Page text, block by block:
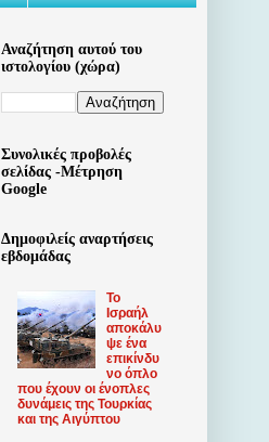
Αναζήτηση αυτού του
ιστολογίου (χώρα)
Συνολικές προβολές
σελίδας -Μέτρηση
Google
Δημοφιλείς αναρτήσεις
εβδομάδας
Το
Ισραήλ
αποκάλυ
ψε ένα
επικίνδυ
νο όπλο
που έχουν οι ένοπλες
δυνάμεις της Τουρκίας
και της Αιγύπτου